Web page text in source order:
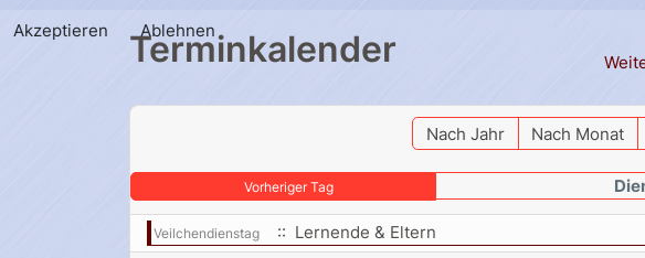
Terminkalender
Nach Jahr Nach Monat
Vorheriger Tag
Veilchendienstag :: Lernende & Eltern
Akzeptieren
Ablehnen